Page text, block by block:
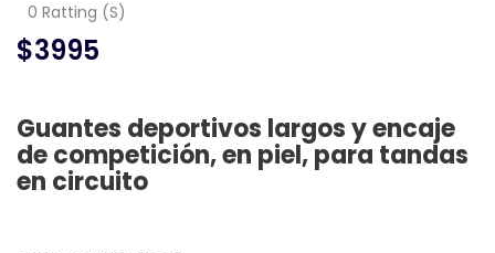
0 Ratting (S)
$3995
Guantes deportivos largos y encaje
de competición, en piel, para tandas
en circuito